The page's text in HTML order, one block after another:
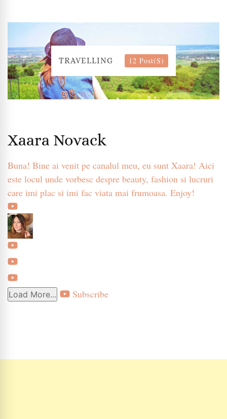
TRAVELLING 12 Post(s)
Xaara Novack
Buna! Bine ai venit pe canalul meu, eu sunt Xaara! Aici
este locul unde vorbesc despre beauty, fashion si lucruri
care imi plac si imi fac viata mai frumoasa. Enjoy!
Load More... Subscribe